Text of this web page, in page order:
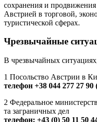
сохранения и
Австрией в торговой,
туристической сферах.
Чрезвычайные
В чрезвычайных
1 Посольство Австрии в
телефон +38 044 277 27
2 Федеральное
та заграничных дел
телефон: +43 (0) 50 11 50